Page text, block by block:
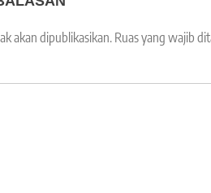
akan dipublikasikan. Ruas yang wajib